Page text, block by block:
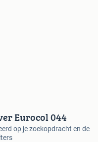
Eurocol 044
op je zoekopdracht en de